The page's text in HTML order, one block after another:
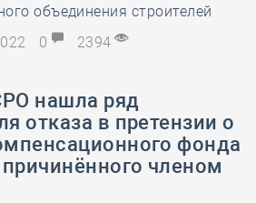
объединения строителей
0 2394
нашла ряд
отказа в претензии о
фонда
членом